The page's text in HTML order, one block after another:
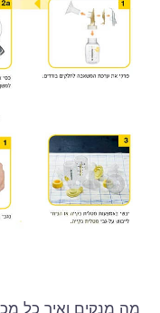
מה מנקים ואיך כל